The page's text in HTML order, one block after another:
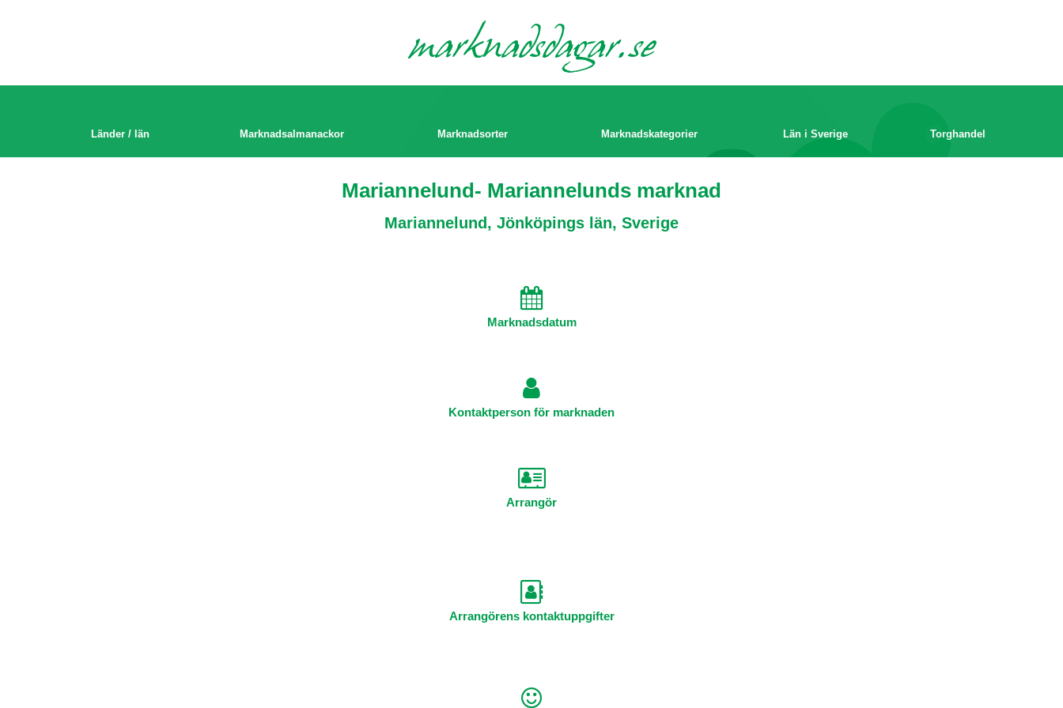
marknadsdagar.se
Länder / län Marknadsalmanackor Marknadsorter Marknadskategorier Län i Sverige Torghandel
Mariannelund- Mariannelunds marknad
Mariannelund, Jönköpings län, Sverige
Marknadsdatum
Kontaktperson för marknaden
Arrangör
Arrangörens kontaktuppgifter